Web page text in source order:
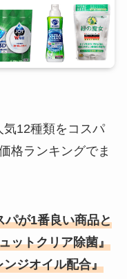
気12種類をコスパ
格ランキングでま
パが1番良い商品と
ットクリア除菌』
ジオイル配合』